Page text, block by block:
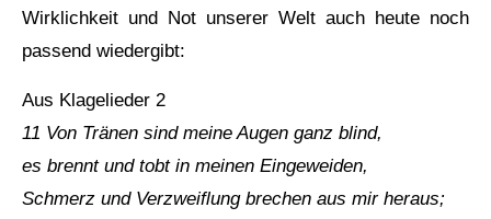
Wirklichkeit und Not unserer Welt auch heute noch
passend wiedergibt:
Aus Klagelieder 2
11 Von Tränen sind meine Augen ganz blind,
es brennt und tobt in meinen Eingeweiden,
Schmerz und Verzweiflung brechen aus mir heraus;